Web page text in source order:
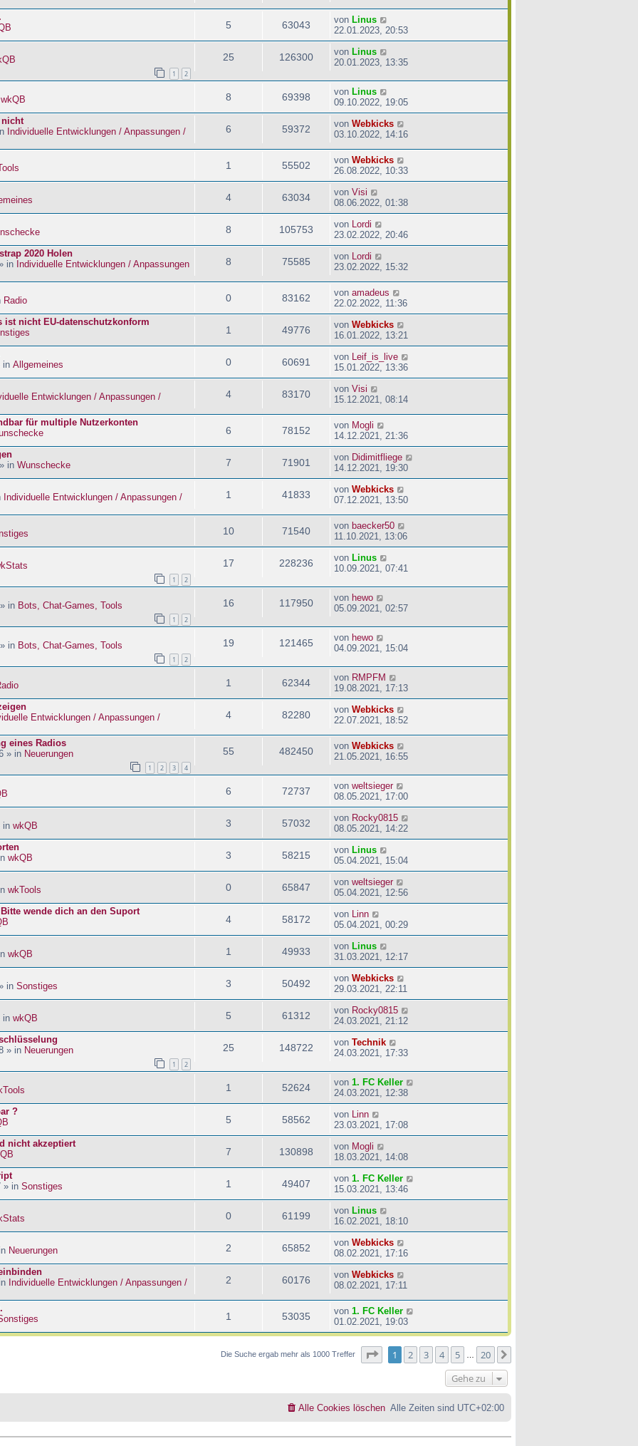
5 63043 von Linus
22.01.2023, 20:53
1 2
25 126300 von Linus
20.01.2023, 13:35
wkQB 8 69398 von Linus
09.10.2022, 19:05
Individuelle Entwicklungen / Anpassungen /
6 59372 von Webkicks
03.10.2022, 14:16
1 55502 von Webkicks
26.08.2022, 10:33
4 63034 von Visi
08.06.2022, 01:38
8 105753 von Lordi
23.02.2022, 20:46
2020 Holen
in Individuelle Entwicklungen / Anpassungen
8 75585 von Lordi
23.02.2022, 15:32
Radio 0 83162 von amadeus
22.02.2022, 11:36
nicht EU-datenschutzkonform
1 49776 von Webkicks
16.01.2022, 13:21
in Allgemeines 0 60691 von Leif_is_live
15.01.2022, 13:36
Entwicklungen / Anpassungen /
4 83170 von Visi
15.12.2021, 08:14
für multiple Nutzerkonten
6 78152 von Mogli
14.12.2021, 21:36
in Wunschecke 7 71901 von Didimitfliege
14.12.2021, 19:30
Individuelle Entwicklungen / Anpassungen /
1 41833 von Webkicks
07.12.2021, 13:50
10 71540 von baecker50
11.10.2021, 13:06
1 2
17 228236 von Linus
10.09.2021, 07:41
in Bots, Chat-Games, Tools
1 2
16 117950 von hewo
05.09.2021, 02:57
in Bots, Chat-Games, Tools
1 2
19 121465 von hewo
04.09.2021, 15:04
1 62344 von RMPFM
19.08.2021, 17:13
Entwicklungen / Anpassungen /
4 82280 von Webkicks
22.07.2021, 18:52
eines Radios
» in Neuerungen
1 2 3 4
55 482450 von Webkicks
21.05.2021, 16:55
6 72737 von weltsieger
08.05.2021, 17:00
in wkQB 3 57032 von Rocky0815
08.05.2021, 14:22
wkQB 3 58215 von Linus
05.04.2021, 15:04
wkTools 0 65847 von weltsieger
05.04.2021, 12:56
wende dich an den Suport
4 58172 von Linn
05.04.2021, 00:29
wkQB 1 49933 von Linus
31.03.2021, 12:17
in Sonstiges 3 50492 von Webkicks
29.03.2021, 22:11
in wkQB 5 61312 von Rocky0815
24.03.2021, 21:12
» in Neuerungen
1 2
25 148722 von Technik
24.03.2021, 17:33
1 52624 von 1. FC Keller
24.03.2021, 12:38
?
5 58562 von Linn
23.03.2021, 17:08
nicht akzeptiert
7 130898 von Mogli
18.03.2021, 14:08
» in Sonstiges 1 49407 von 1. FC Keller
15.03.2021, 13:46
0 61199 von Linus
16.02.2021, 18:10
Neuerungen 2 65852 von Webkicks
08.02.2021, 17:16
Individuelle Entwicklungen / Anpassungen /
2 60176 von Webkicks
08.02.2021, 17:11
1 53035 von 1. FC Keller
01.02.2021, 19:03
Die Suche ergab mehr als 1000 Treffer Seite von20
1 2 3 4 5 20
Gehe zu
Alle Zeiten sind UTC+02:00
Alle Cookies löschen